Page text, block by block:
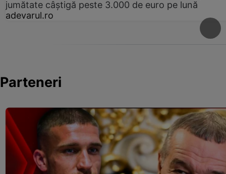
jumătate câștigă peste 3.000 de euro pe lună
adevarul.ro
Parteneri